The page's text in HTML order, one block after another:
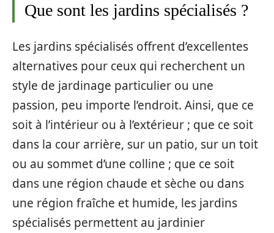
Que sont les jardins spécialisés ?
Les jardins spécialisés offrent d’excellentes
alternatives pour ceux qui recherchent un
style de jardinage particulier ou une
passion, peu importe l’endroit. Ainsi, que ce
soit à l’intérieur ou à l’extérieur ; que ce soit
dans la cour arrière, sur un patio, sur un toit
ou au sommet d’une colline ; que ce soit
dans une région chaude et sèche ou dans
une région fraîche et humide, les jardins
spécialisés permettent au jardinier